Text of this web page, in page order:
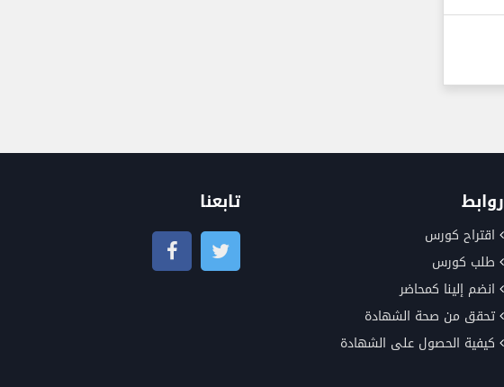
روابط
اقتراح كورس
طلب كورس
انضم إلينا كمحاضر
تحقق من صحة الشهادة
كيفية الحصول على الشهادة
تابعنا